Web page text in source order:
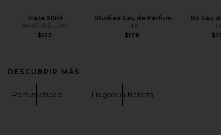
Haze 50ml
WHO IS ELIJAH
$125
Studied Eau de Parfum
Liis
$178
Bo Eau
DESCUBRIR MÁS
Perfumehead Fragancia Belleza